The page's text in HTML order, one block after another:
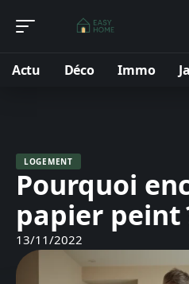
Actu Déco Immo
LOGEMENT
Pourquoi
papier peint
13/11/2022